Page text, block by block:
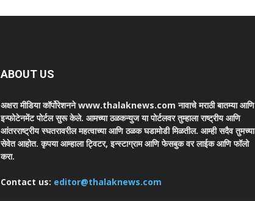
ABOUT US
अक्षरा मीडिया कॉर्पोरेशनने www.thalaknews.com नावाचे मराठी बातम्या आणि
इन्फोटेनमेंट पोर्टल सुरू केले. आमच्या ठळकन्युज या पोर्टलवर तुम्हाला राष्ट्रीय आणि
आंतरराष्ट्रीय स्घतरावरील महत्वाच्या आणि ठळक घडामोडी मिळतील. आम्ही सदैव तुमच्या
सेवेत आहोत. कृपया आम्हाला ट्विटर, इन्स्टाग्राम आणि फेसबुक वर लाईक आणि फॉलो
करा.
Contact us: editor@thalaknews.com